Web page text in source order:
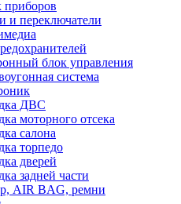
и переключатели
блок управления
система
ДВС
моторного отсека
салона
торпедо
дверей
задней части
AIR BAG, ремни